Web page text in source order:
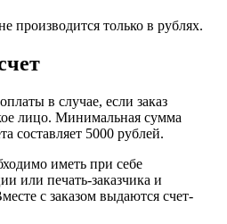
производится только в рублях.
в случае, если заказ
лицо. Минимальная сумма
составляет 5000 рублей.
иметь при себе
или печать-заказчика и
с заказом выдаются счет-